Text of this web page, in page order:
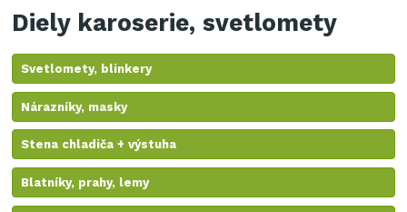
Diely karoserie, svetlomety
Svetlomety, blinkery
Nárazníky, masky
Stena chladiča + výstuha
Blatníky, prahy, lemy